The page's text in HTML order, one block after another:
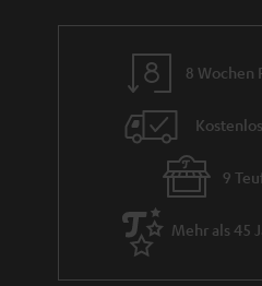
HiFi-Verstärker – Fundament
CD-Receiver: Was CDs am besten
8 Wochen
9
Mehr als 45